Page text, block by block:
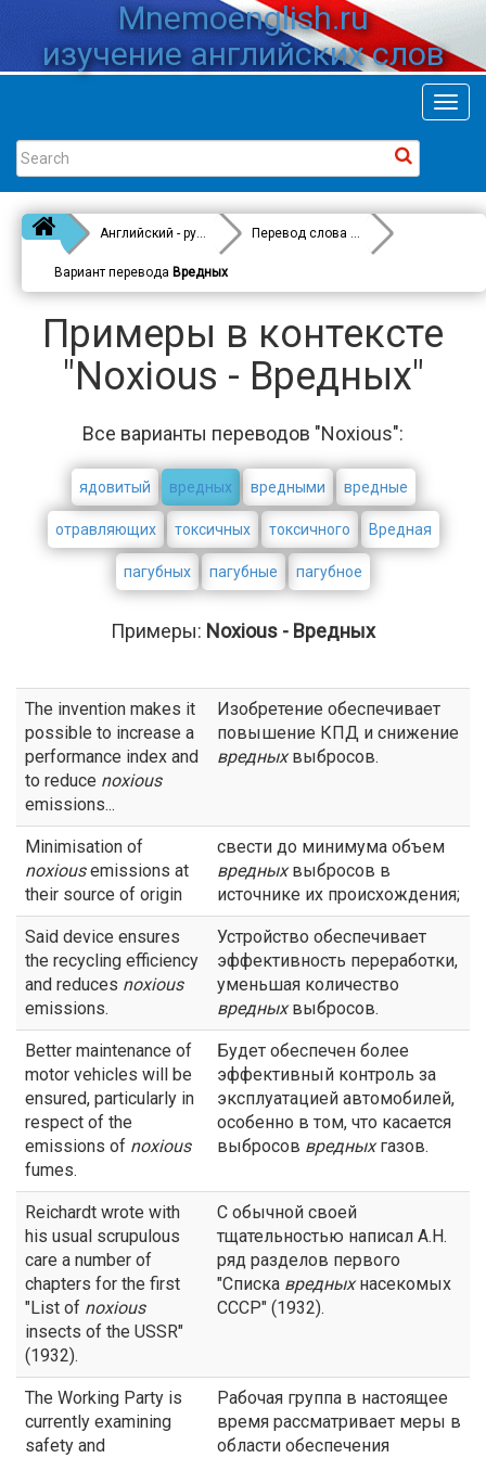
Mnemoenglish.ru
изучение английских слов
Английский - русский Перевод слова
Noxious
Вариант перевода Вредных
Примеры в контексте
"Noxious - Вредных"
Все варианты переводов "Noxious":
ядовитый вредных вредными вредные
отравляющих токсичных токсичного Вредная
пагубных пагубные пагубное
Примеры: Noxious - Вредных
The invention makes it
possible to increase a
performance index and
to reduce noxious
emissions...
Изобретение обеспечивает
повышение КПД и снижение
вредныхвыбросов.
Minimisation of
noxiousemissions at
their source of origin
свести до минимума объем
вредныхвыбросов в
источнике их происхождения;
Said device ensures
the recycling efficiency
and reduces noxious
emissions.
Устройство обеспечивает
эффективность переработки,
уменьшая количество
вредныхвыбросов.
Better maintenance of
motor vehicles will be
ensured, particularly in
respect of the
emissions of noxious
fumes.
Будет обеспечен более
эффективный контроль за
эксплуатацией автомобилей,
особенно в том, что касается
выбросов вредныхгазов.
Reichardt wrote with
his usual scrupulous
care a number of
chapters for the first
"List of noxious
insects of the USSR"
(1932).
С обычной своей
тщательностью написал А.Н.
ряд разделов первого
"Списка вредныхнасекомых
СССР" (1932).
The Working Party is
currently examining
safety and
Рабочая группа в настоящее
время рассматривает меры в
области обеспечения